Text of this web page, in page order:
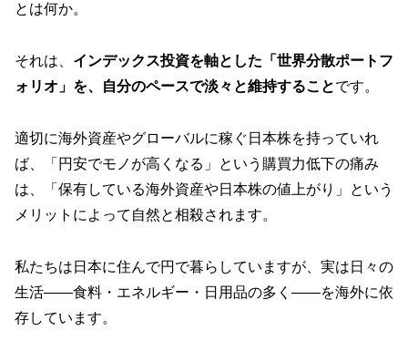
とは何か。
それは、 インデックス投資を軸とした「世界分散ポートフ
ォリオ」を、自分のペースで淡々と維持することです。
適切に海外資産やグローバルに稼ぐ日本株を持っていれ
ば、「円安でモノが高くなる」という購買力低下の痛み
は、「保有している海外資産や日本株の値上がり」という
メリットによって自然と相殺されます。
私たちは日本に住んで円で暮らしていますが、実は日々の
生活——食料・エネルギー・日用品の多く——を海外に依
存しています。